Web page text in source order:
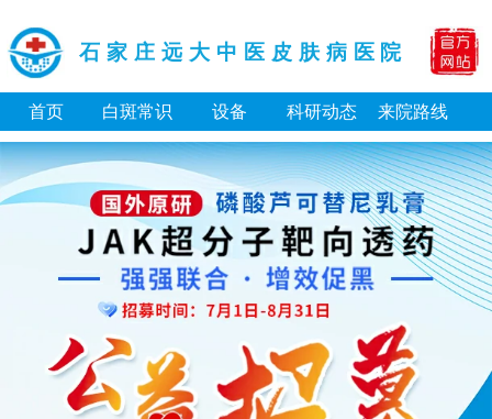
石家庄远大中医皮肤病医院
首页 白斑常识 设备 科研动态 来院路线